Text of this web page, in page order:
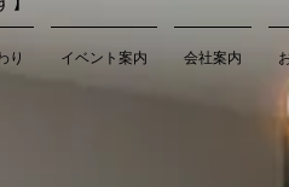
り イベント案内 会社案内